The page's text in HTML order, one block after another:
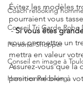
Coach relooking
Conseil Tri Garde Robe
Personal Shopper
Conseil en image à
Hommes Relooking
Évitez les modèles
pourraient vous
- Si vous êtes
vous permettre un
mettra en valeur
Assurez-vous que la
positionne bien à